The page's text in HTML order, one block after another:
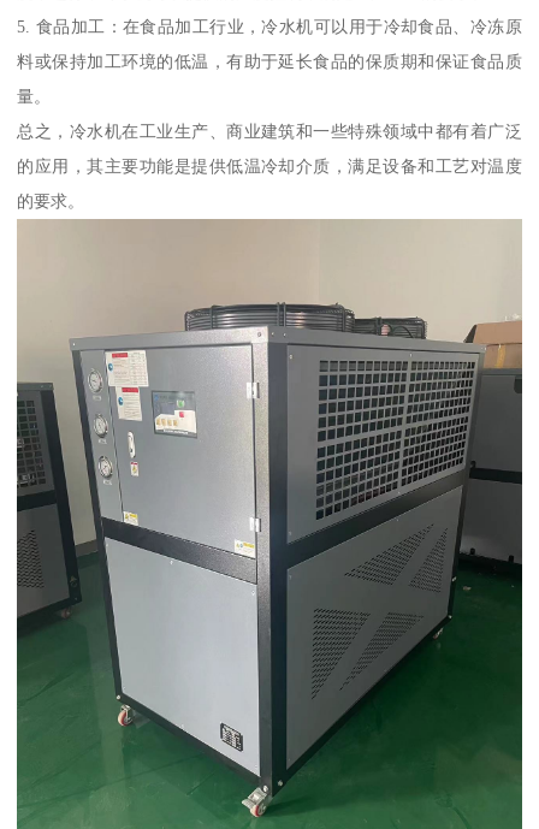
5. 食品加工：在食品加工行业，冷水机可以用于冷却食品、冷冻原
料或保持加工环境的低温，有助于延长食品的保质期和保证食品质
量。
总之，冷水机在工业生产、商业建筑和一些特殊领域中都有着广泛
的应用，其主要功能是提供低温冷却介质，满足设备和工艺对温度
的要求。